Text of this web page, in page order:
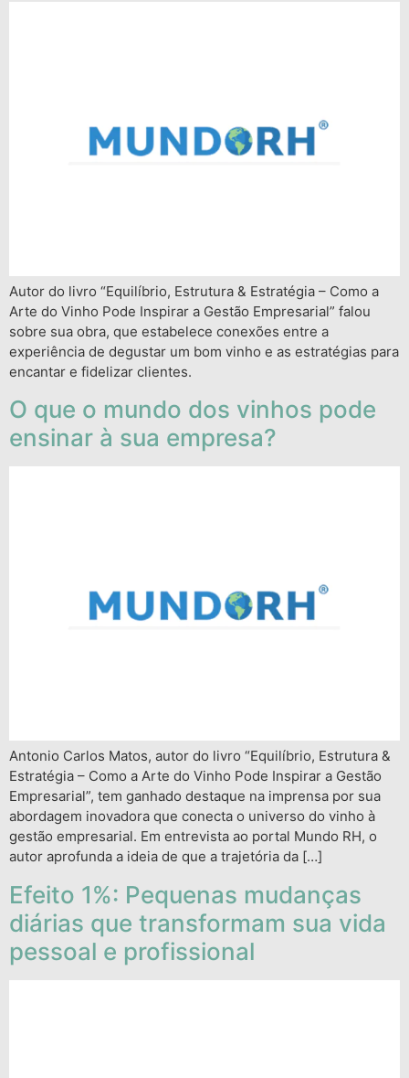
Autor do livro “Equilíbrio, Estrutura & Estratégia – Como a
Arte do Vinho Pode Inspirar a Gestão Empresarial” falou
sobre sua obra, que estabelece conexões entre a
experiência de degustar um bom vinho e as estratégias para
encantar e fidelizar clientes.
O que o mundo dos vinhos pode
ensinar à sua empresa?
Antonio Carlos Matos, autor do livro “Equilíbrio, Estrutura &
Estratégia – Como a Arte do Vinho Pode Inspirar a Gestão
Empresarial”, tem ganhado destaque na imprensa por sua
abordagem inovadora que conecta o universo do vinho à
gestão empresarial. Em entrevista ao portal Mundo RH, o
autor aprofunda a ideia de que a trajetória da […]
Efeito 1%: Pequenas mudanças
diárias que transformam sua vida
pessoal e profissional